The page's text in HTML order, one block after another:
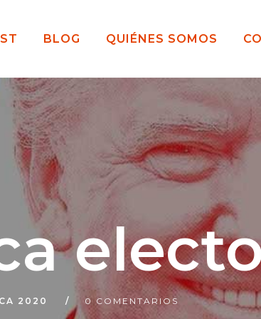
BLOG QUIÉNES SOMOS
2020 0 COMENTARIOS